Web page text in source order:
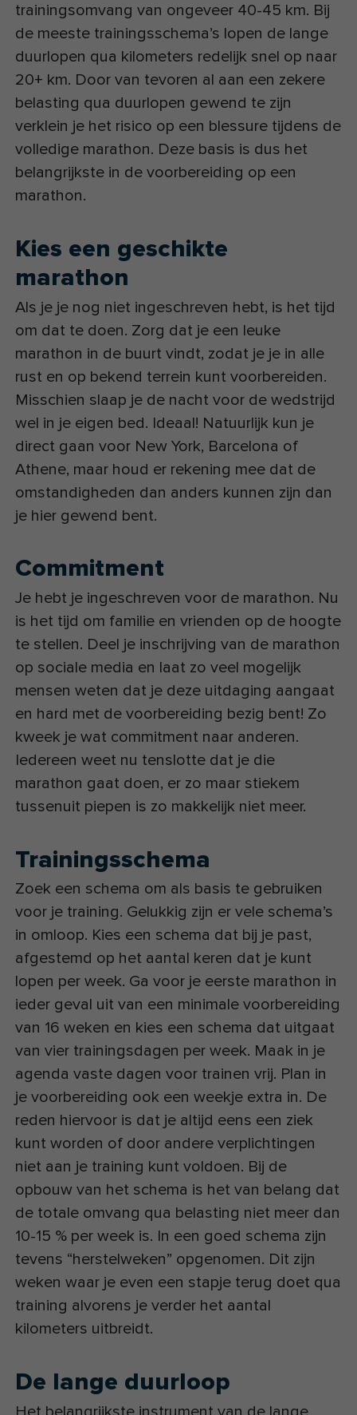
trainingsomvang van ongeveer 40-45 km. Bij
de meeste trainingsschema’s lopen de lange
duurlopen qua kilometers redelijk snel op naar
20+ km. Door van tevoren al aan een zekere
belasting qua duurlopen gewend te zijn
verklein je het risico op een blessure tijdens de
volledige marathon. Deze basis is dus het
belangrijkste in de voorbereiding op een
marathon.
Kies een geschikte
marathon
Als je je nog niet ingeschreven hebt, is het tijd
om dat te doen. Zorg dat je een leuke
marathon in de buurt vindt, zodat je je in alle
rust en op bekend terrein kunt voorbereiden.
Misschien slaap je de nacht voor de wedstrijd
wel in je eigen bed. Ideaal! Natuurlijk kun je
direct gaan voor New York, Barcelona of
Athene, maar houd er rekening mee dat de
omstandigheden dan anders kunnen zijn dan
je hier gewend bent.
Commitment
Je hebt je ingeschreven voor de marathon. Nu
is het tijd om familie en vrienden op de hoogte
te stellen. Deel je inschrijving van de marathon
op sociale media en laat zo veel mogelijk
mensen weten dat je deze uitdaging aangaat
en hard met de voorbereiding bezig bent! Zo
kweek je wat commitment naar anderen.
Iedereen weet nu tenslotte dat je die
marathon gaat doen, er zo maar stiekem
tussenuit piepen is zo makkelijk niet meer.
Trainingsschema
Zoek een schema om als basis te gebruiken
voor je training. Gelukkig zijn er vele schema’s
in omloop. Kies een schema dat bij je past,
afgestemd op het aantal keren dat je kunt
lopen per week. Ga voor je eerste marathon in
ieder geval uit van een minimale voorbereiding
van 16 weken en kies een schema dat uitgaat
van vier trainingsdagen per week. Maak in je
agenda vaste dagen voor trainen vrij. Plan in
je voorbereiding ook een weekje extra in. De
reden hiervoor is dat je altijd eens een ziek
kunt worden of door andere verplichtingen
niet aan je training kunt voldoen. Bij de
opbouw van het schema is het van belang dat
de totale omvang qua belasting niet meer dan
10-15 % per week is. In een goed schema zijn
tevens “herstelweken” opgenomen. Dit zijn
weken waar je even een stapje terug doet qua
training alvorens je verder het aantal
kilometers uitbreidt.
De lange duurloop